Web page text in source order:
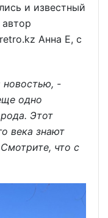
и известный
Анна Е, с
новостью, -
одно
Этот
века знают
что с